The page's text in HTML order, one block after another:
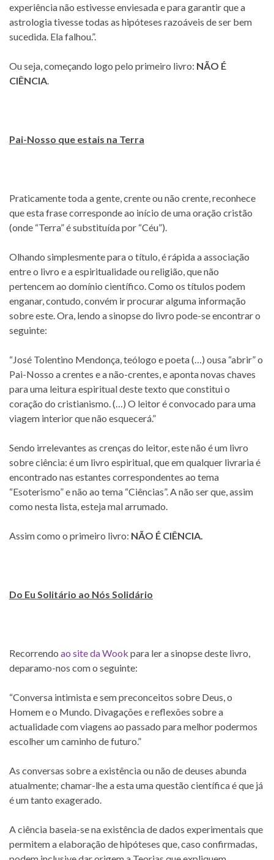
experiência não estivesse enviesada e para garantir que a
astrologia tivesse todas as hipóteses razoáveis de ser bem
sucedida. Ela falhou.”.
Ou seja, começando logo pelo primeiro livro: NÃO É
CIÊNCIA.
Pai-Nosso que estais na Terra
Praticamente toda a gente, crente ou não crente, reconhece
que esta frase corresponde ao início de uma oração cristão
(onde “Terra” é substituída por “Céu”).
Olhando simplesmente para o título, é rápida a associação
entre o livro e a espiritualidade ou religião, que não
pertencem ao domínio científico. Como os títulos podem
enganar, contudo, convém ir procurar alguma informação
sobre este. Ora, lendo a sinopse do livro pode-se encontrar o
seguinte:
“José Tolentino Mendonça, teólogo e poeta (…) ousa “abrir” o
Pai-Nosso a crentes e a não-crentes, e aponta novas chaves
para uma leitura espiritual deste texto que constitui o
coração do cristianismo. (…) O leitor é convocado para uma
viagem interior que não esquecerá.”
Sendo irrelevantes as crenças do leitor, este não é um livro
sobre ciência: é um livro espiritual, que em qualquer livraria é
encontrado nas estantes correspondentes ao tema
“Esoterismo” e não ao tema “Ciências”. A não ser que, assim
como nesta lista, esteja mal arrumado.
Assim como o primeiro livro: NÃO É CIÊNCIA.
Do Eu Solitário ao Nós Solidário
Recorrendo ao site da Wook para ler a sinopse deste livro,
deparamo-nos com o seguinte:
“Conversa intimista e sem preconceitos sobre Deus, o
Homem e o Mundo. Divagações e reflexões sobre a
actualidade com viagens ao passado para melhor podermos
escolher um caminho de futuro.”
As conversas sobre a existência ou não de deuses abunda
atualmente; chamar-lhe a esta uma questão científica é que já
é um tanto exagerado.
A ciência baseia-se na existência de dados experimentais que
permitem a elaboração de hipóteses que, caso confirmadas,